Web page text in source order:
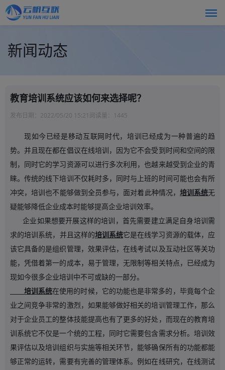
新闻动态
教育培训系统应该如何来选择呢？
发布日期： 2022/05/20 15:21 阅读量： 1445
现如今已经是移动互联网时代，培训已经成为一种普遍的趋
势。并且现在都在倡议在线培训，因为它不会受到时间和空间的限
制，同时它的学习资源可以进行多次利用，也越来越受到企业的青
睐。传统的线下培训不仅耗时多，同时与上班的时间可能也会有所
冲突，培训也不能够做到全员参与，面对着此种情况， 培训系统无
疑能够降低企业成本时能够提高企业培训效率。
企业如果想要开展这样的培训，首先需要建立满足自身培训需
求的培训系统，并且这样的培训系统它是在线学习资源的载体，应
该它具备的是组织管理，效果评估，在线考试以及互动社区等关功
能，凭借着第一的成本，易于管理，无限制等相关特点，已经成为
现如今很多企业培训中不可或缺的一部分。
培训系统在使用的时候，它的功能也是非常多的，毕竟每个企
业之间竞争非常的激烈，如果能够做好相关的培训管理工作，那么
对于企业员工的整体技能提高也有了更多的好处，而现在的教育培
训系统它不仅是一个统的工程，同时它需要包含需求分析。培训效
果评估以及培训组织与实施等相关环节，能够确保所有的功能都能
够正常的运转，需要有完善的管理体系。例如在线研究，在线测试